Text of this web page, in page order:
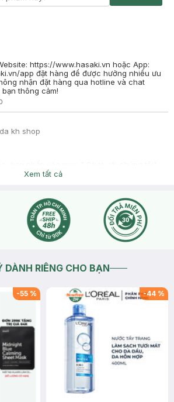
https://www.hasaki.vn hoặc App:
app đặt hàng để được hưởng nhiều ưu
nhận đặt hàng qua hotline và chat
bạn thông cảm!
kh shop
bạn nhé
Xem tất cả
DÀNH RIÊNG CHO BẠN
-55 % -44 %